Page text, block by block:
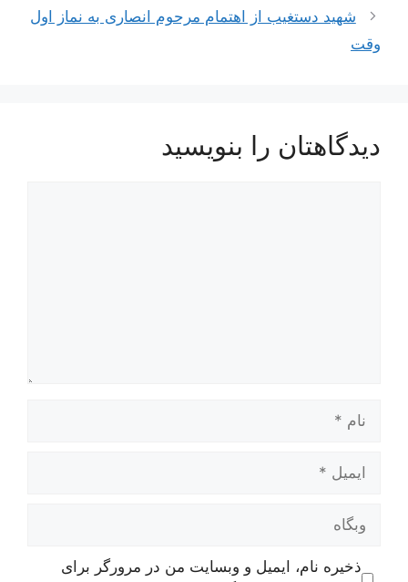
نوشته‌هاشهید دستغیب از اهتمام مرحوم انصاری به نماز اول
وقت
دیدگاهتان را بنویسید
ایمیل
وبگاه
ذخیره نام، ایمیل و وبسایت من در مرورگر برای